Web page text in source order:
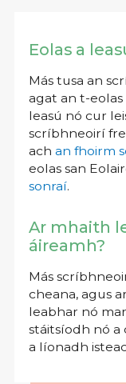
Eolas a
Más tusa an
agat an t-eolas
leasú nó cur
scríbhneoirí
ach an fhoirm
eolas san
sonraí.
Ar mhaith
áireamh?
Más
cheana, agus
leabhar nó
stáitsíodh nó a
a líonadh